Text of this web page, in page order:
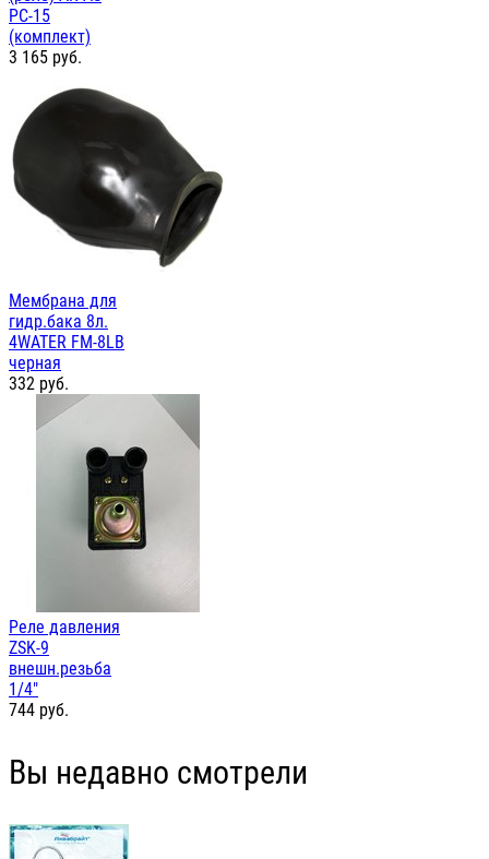
PC-15
(комплект)
3 165 руб.
Мембрана для
гидр.бака 8л.
4WATER FM-8LB
черная
332 руб.
Реле давления
ZSK-9
внешн.резьба
1/4"
744 руб.
Вы недавно смотрели